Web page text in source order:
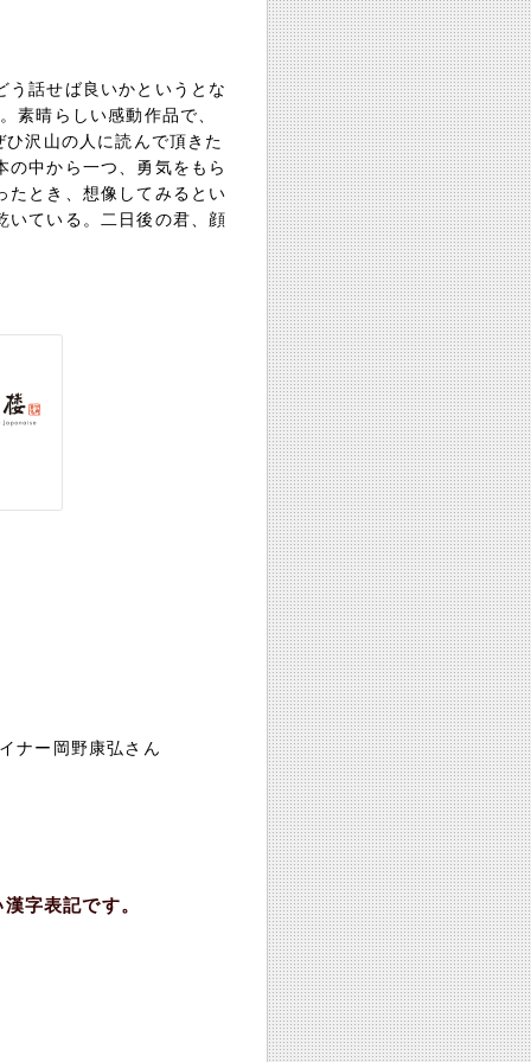
う話せば良いかというとな
素晴らしい感動作品で、
沢山の人に読んで頂きた
中から一つ、勇気をもら
たとき、想像してみるとい
いている。二日後の君、顔
ナー岡野康弘さん
字表記です。